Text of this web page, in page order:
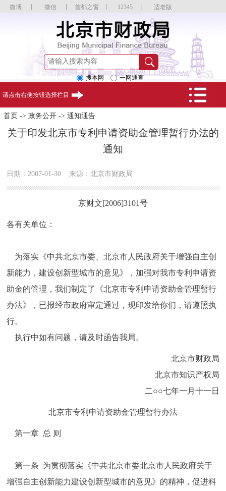
微博 微信 12345 适老版
首都之窗
搜本网 一网通查
请点击右侧按钮选择栏目
首页 -> 政务公开-> 通知通告
关于印发北京市专利申请资助金管理暂行办法的
通知
日期：2007-01-30 来源：北京市财政局
京财文[2006]3101号
各有关单位：
为落实《中共北京市委、北京市人民政府关于增强自主创
新能力，建设创新型城市的意见》，加强对我市专利申请资
助金的管理，我们制定了《北京市专利申请资助金管理暂行
办法》，已报经市政府审定通过，现印发给你们，请遵照执
行。
执行中如有问题，请及时函告我局。
北京市财政局
北京市知识产权局
二○○七年一月十一日
北京市专利申请资助金管理暂行办法
第一章 总 则
第一条 为贯彻落实《中共北京市委北京市人民政府关于
增强自主创新能力建设创新型城市的意见》的精神，促进科